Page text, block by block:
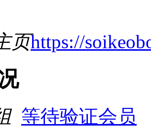
页https://
等待验证会员